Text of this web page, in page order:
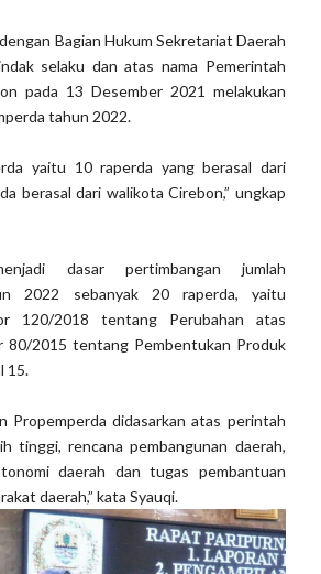
Bagian Hukum Sekretariat Daerah
selaku dan atas nama Pemerintah
pada 13 Desember 2021 melakukan
tahun 2022.
yaitu 10 raperda yang berasal dari
berasal dari walikota Cirebon,” ungkap
dasar pertimbangan jumlah
2022 sebanyak 20 raperda, yaitu
120/2018 tentang Perubahan atas
80/2015 tentang Pembentukan Produk
15.
Propemperda didasarkan atas perintah
tinggi, rencana pembangunan daerah,
daerah dan tugas pembantuan
daerah,” kata Syauqi.